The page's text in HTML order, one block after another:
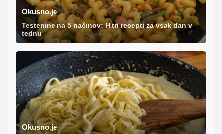
Okusno.je
Testenine na 5 načinov: Hitri recepti za vsak dan v
tednu
Okusno.je